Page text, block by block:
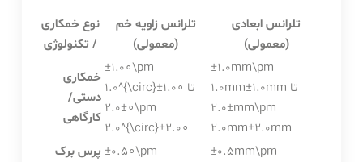
نوع خمکاری
/ تکنولوژی
تلرانس زاویه خم
(معمولی)
تلرانس ابعادی
(معمولی)
خمکاری
دستی/
کارگاهی
±1.0∘\pm
1.0^{\circ}±1.0∘ تا
±2.0∘\pm
2.0^{\circ}±2.0∘
±1.0mm\pm
1.0mm±1.0mm تا
±2.0mm\pm
2.0mm±2.0mm
پرس برک ±0.5∘\pm
±0.5mm\pm